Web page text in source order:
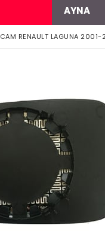
AYNA
CAM RENAULT LAGUNA